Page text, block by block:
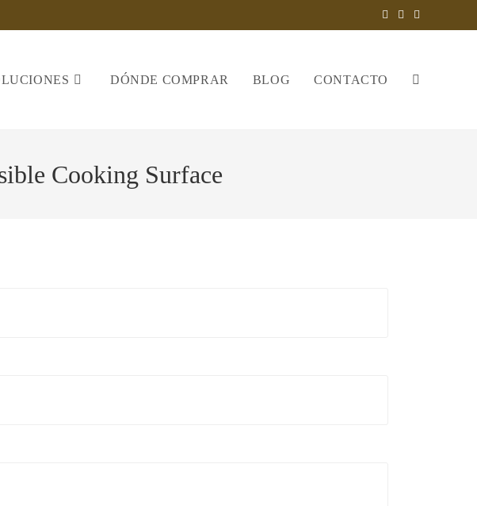
DÓNDE COMPRAR BLOG CONTACTO
Cooking Surface